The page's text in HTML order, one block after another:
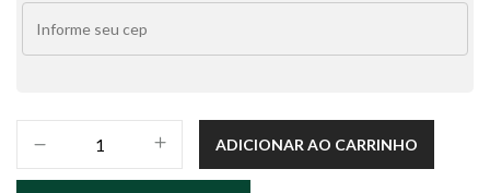
GRAFOSCOPIA
ADICIONAR AO CARRINHO